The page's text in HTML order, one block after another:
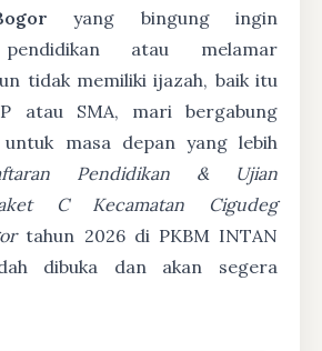
yang bingung ingin
pendidikan atau melamar
tidak memiliki ijazah, baik itu
atau SMA, mari bergabung
masa depan yang lebih
Pendidikan & Ujian
C Kecamatan Cigudeg
tahun 2026 di PKBM INTAN
dibuka dan akan segera